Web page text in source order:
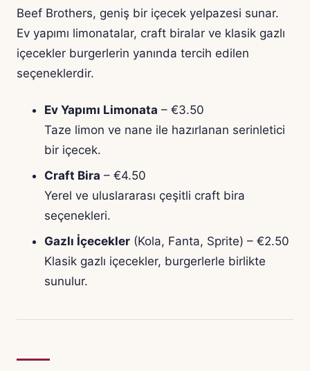
Beef Brothers, geniş bir içecek yelpazesi sunar.
Ev yapımı limonatalar, craft biralar ve klasik gazlı
içecekler burgerlerin yanında tercih edilen
seçeneklerdir.
Ev Yapımı Limonata – €3.50
Taze limon ve nane ile hazırlanan serinletici
bir içecek.
Craft Bira – €4.50
Yerel ve uluslararası çeşitli craft bira
seçenekleri.
Gazlı İçecekler (Kola, Fanta, Sprite) – €2.50
Klasik gazlı içecekler, burgerlerle birlikte
sunulur.